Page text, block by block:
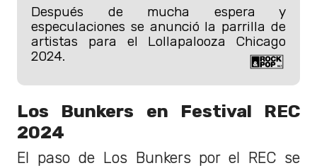
Después de mucha espera y
especulaciones se anunció la parrilla de
artistas para el Lollapalooza Chicago
2024.
Los Bunkers en Festival REC
2024
El paso de Los Bunkers por el REC se